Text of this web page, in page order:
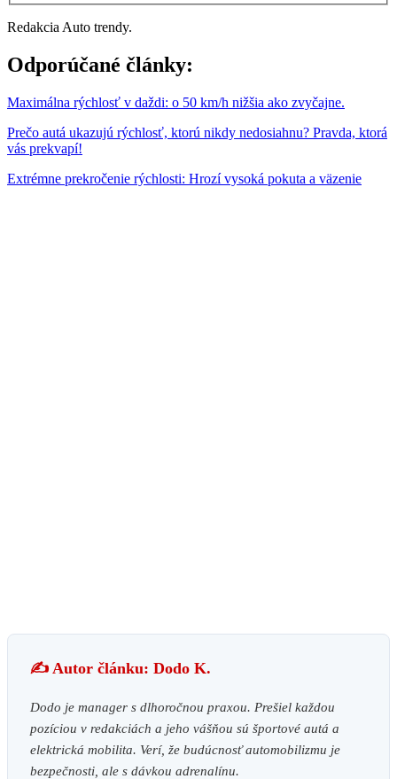
Redakcia Auto trendy.
Odporúčané články:
Maximálna rýchlosť v daždi: o 50 km/h nižšia ako zvyčajne.
Prečo autá ukazujú rýchlosť, ktorú nikdy nedosiahnu? Pravda, ktorá
vás prekvapí!
Extrémne prekročenie rýchlosti: Hrozí vysoká pokuta a väzenie
✍️ Autor článku: Dodo K.
Dodo je manager s dlhoročnou praxou. Prešiel každou
pozíciou v redakciách a jeho vášňou sú športové autá a
elektrická mobilita. Verí, že budúcnosť automobilizmu je
bezpečnosti, ale s dávkou adrenalínu.